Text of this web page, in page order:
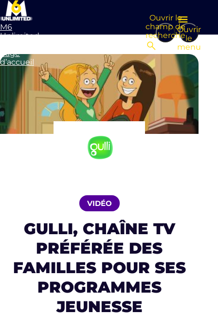
M6
Unlimited
page
d’accueil
Ouvrir
le
menu
Ouvrir le
champ de
recherche
VIDÉO
GULLI, CHAÎNE TV
PRÉFÉRÉE DES
FAMILLES POUR SES
PROGRAMMES
JEUNESSE